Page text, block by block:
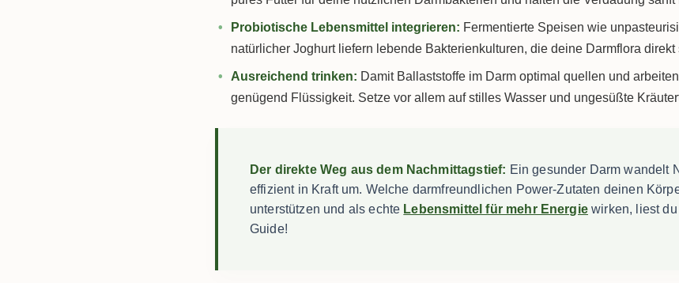
Probiotische Lebensmittel integrieren: Fermentierte Speisen wie
natürlicher Joghurt liefern lebende Bakterienkulturen, die deine Darmflora direkt
Ausreichend trinken: Damit Ballaststoffe im Darm optimal quellen und
genügend Flüssigkeit. Setze vor allem auf stilles Wasser und ungesüßte
Der direkte Weg aus dem Nachmittagstief: Ein gesunder Darm wandelt
effizient in Kraft um. Welche darmfreundlichen Power-Zutaten deinen
unterstützen und als echte Lebensmittel für mehr Energiewirken, liest du
Guide!